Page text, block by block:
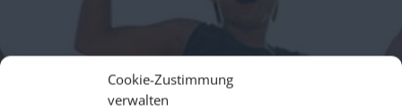
Cookie-Zustimmung
verwalten